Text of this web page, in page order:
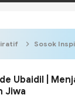
Sosok Inspiratif | Ade Ubaidil |
Ubaidil |
Jiwa